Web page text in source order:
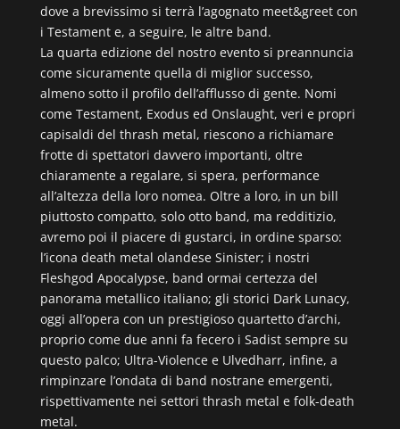
dove a brevissimo si terrà l’agognato meet&greet con
i Testament e, a seguire, le altre band.
La quarta edizione del nostro evento si preannuncia
come sicuramente quella di miglior successo,
almeno sotto il profilo dell’afflusso di gente. Nomi
come Testament, Exodus ed Onslaught, veri e propri
capisaldi del thrash metal, riescono a richiamare
frotte di spettatori davvero importanti, oltre
chiaramente a regalare, si spera, performance
all’altezza della loro nomea. Oltre a loro, in un bill
piuttosto compatto, solo otto band, ma redditizio,
avremo poi il piacere di gustarci, in ordine sparso:
l’icona death metal olandese Sinister; i nostri
Fleshgod Apocalypse, band ormai certezza del
panorama metallico italiano; gli storici Dark Lunacy,
oggi all’opera con un prestigioso quartetto d’archi,
proprio come due anni fa fecero i Sadist sempre su
questo palco; Ultra-Violence e Ulvedharr, infine, a
rimpinzare l’ondata di band nostrane emergenti,
rispettivamente nei settori thrash metal e folk-death
metal.